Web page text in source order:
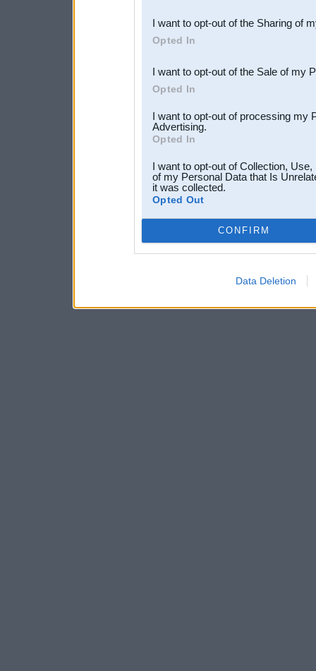
Downstream Participants
third parties.
I want to opt-out of the Sharing of
Opted In
I want to opt-out of the Sale of my
Opted In
I want to opt-out of processing my
Advertising.
Opted In
I want to opt-out of Collection,
of my Personal Data that Is
it was collected.
Opted Out
CONFIRM
Data Deletion